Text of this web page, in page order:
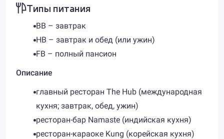
Типы питания
BB – завтрак
HB – завтрак и обед (или ужин)
FB – полный пансион
Описание
главный ресторан The Hub (международная
кухня; завтрак, обед, ужин)
ресторан-бар Namaste (индийская кухня)
ресторан-караоке Kung (корейская кухня)